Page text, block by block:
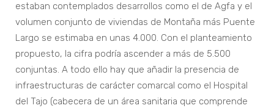
estaban contemplados desarrollos como el de Agfa y el
volumen conjunto de viviendas de Montaña más Puente
Largo se estimaba en unas 4.000. Con el planteamiento
propuesto, la cifra podría ascender a más de 5.500
conjuntas. A todo ello hay que añadir la presencia de
infraestructuras de carácter comarcal como el Hospital
del Tajo (cabecera de un área sanitaria que comprende